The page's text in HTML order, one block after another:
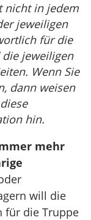
nicht in jedem
jeweiligen
für die
jeweiligen
Wenn Sie
dann weisen
hin.
mehr
will die
für die Truppe